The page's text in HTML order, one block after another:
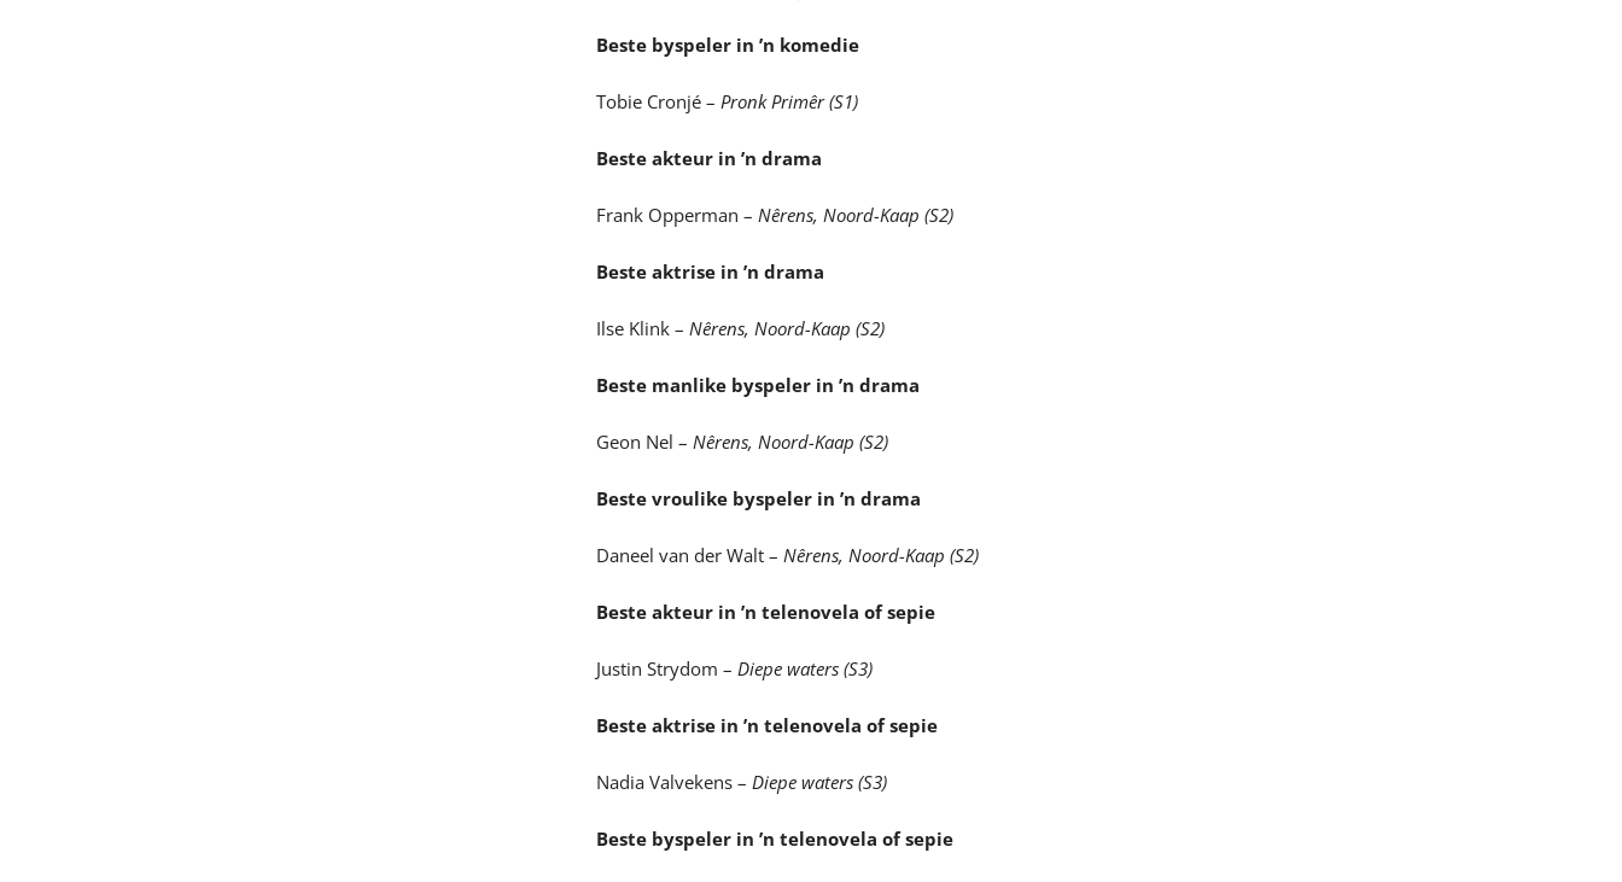
Beste byspeler in ’n komedie
Tobie Cronjé –Pronk Primêr (S1)
Beste akteur in ’n drama
Frank Opperman – Nêrens, Noord-Kaap (S2)
Beste aktrise in ’n drama
Ilse Klink –Nêrens, Noord-Kaap (S2)
Beste manlike byspeler in ’n drama
Geon Nel –Nêrens, Noord-Kaap (S2)
Beste vroulike byspeler in ’n drama
Daneel van der Walt – Nêrens, Noord-Kaap (S2)
Beste akteur in ’n telenovela of sepie
Justin Strydom –Diepe waters (S3)
Beste aktrise in ’n telenovela of sepie
Nadia Valvekens – Diepe waters (S3)
Beste byspeler in ’n telenovela of sepie